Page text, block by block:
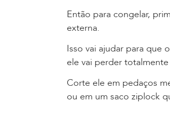
Então para congelar,
externa.
Isso vai ajudar para que
ele vai perder
Corte ele em pedaços
ou em um saco ziplock